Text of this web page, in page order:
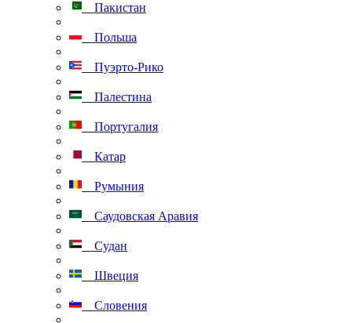
Пакистан
Польша
Пуэрто-Рико
Палестина
Португалия
Катар
Румыния
Саудовская Аравия
Судан
Швеция
Словения